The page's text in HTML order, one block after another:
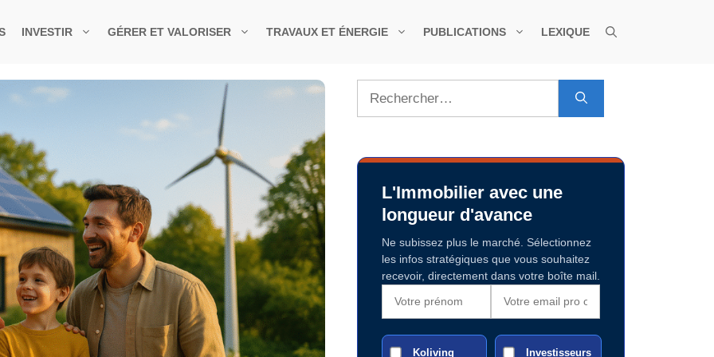
INVESTIR GÉRER ET VALORISER TRAVAUX ET ÉNERGIE PUBLICATIONS LEXIQUE
L'Immobilier avec une
longueur d'avance
Ne subissez plus le marché. Sélectionnez
les infos stratégiques que vous souhaitez
recevoir, directement dans votre boîte mail.
Koliving
Investisseurs